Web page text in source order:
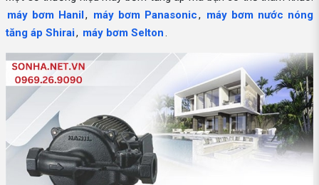
máy bơm Hanil, máy bơm Panasonic, máy bơm nước nóng
tăng áp Shirai, máy bơm Selton.